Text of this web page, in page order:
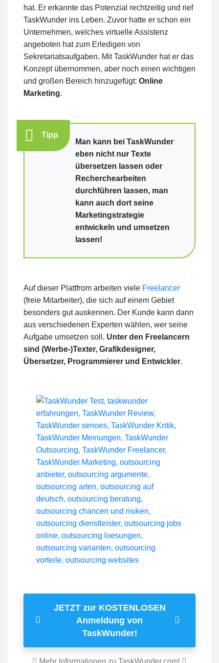
hat. Er erkannte das Potenzial rechtzeitig und rief
TaskWunder ins Leben. Zuvor hatte er schon ein
Unternehmen, welches virtuelle Assistenz
angeboten hat zum Erledigen von
Sekretariatsaufgaben. Mit TaskWunder hat er das
Konzept übernommen, aber noch einen wichtigen
und großen Bereich hinzugefügt: Online
Marketing.
Tipp
Man kann bei TaskWunder
eben nicht nur Texte
übersetzen lassen oder
Recherchearbeiten
durchführen lassen, man
kann auch dort seine
Marketingstrategie
entwickeln und umsetzen
lassen!
Auf dieser Plattfrom arbeiten viele Freelancer
(freie Mitarbeiter), die sich auf einem Gebiet
besonders gut auskennen. Der Kunde kann dann
aus verschiedenen Experten wählen, wer seine
Aufgabe umsetzen soll. Unter den Freelancern
sind (Werbe-)Texter, Grafikdesigner,
Übersetzer, Programmierer und Entwickler.
JETZT zur KOSTENLOSEN
Anmeldung von
TaskWunder!
Mehr Informationen zu TaskWunder.com!